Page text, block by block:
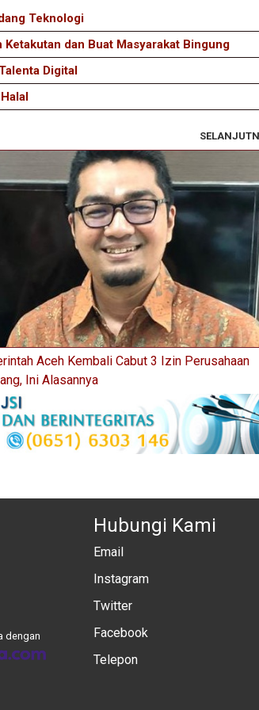
Teknologi
dan Buat Masyarakat Bingung
Digital
Aceh Kembali Cabut 3 Izin Perusahaan
Ini Alasannya
dengan
Hubungi Kami
Email
Instagram
Twitter
Facebook
Telepon